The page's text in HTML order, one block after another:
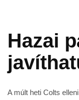
Hazai
A múlt heti Colts